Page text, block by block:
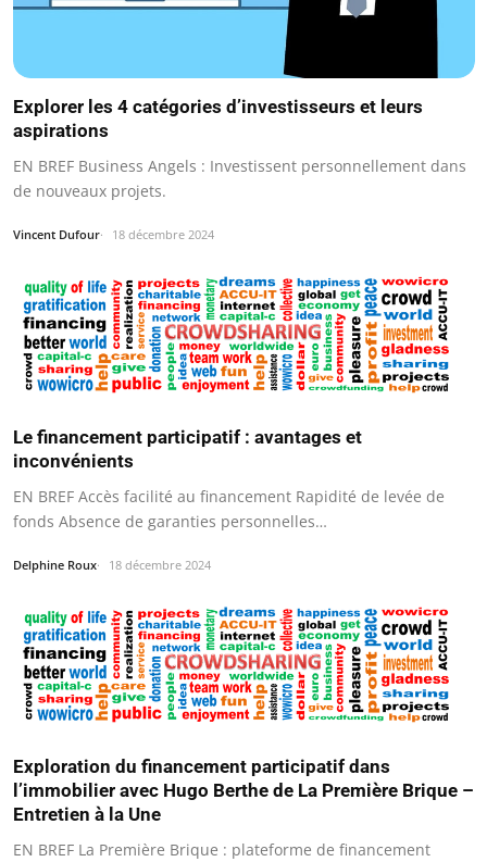
Explorer les 4 catégories d’investisseurs et leurs
aspirations
EN BREF Business Angels : Investissent personnellement dans
de nouveaux projets.
Vincent Dufour 18 décembre 2024
Le financement participatif : avantages et
inconvénients
EN BREF Accès facilité au financement Rapidité de levée de
fonds Absence de garanties personnelles…
Delphine Roux 18 décembre 2024
Exploration du financement participatif dans
l’immobilier avec Hugo Berthe de La Première Brique –
Entretien à la Une
EN BREF La Première Brique : plateforme de financement